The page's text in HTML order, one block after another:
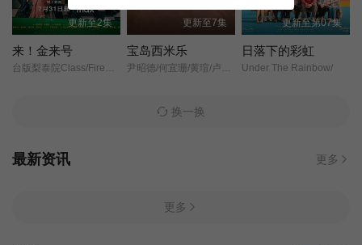
更新至2集
来！金来号
更新至7集
宝岛西米乐
更新至第07集
日落下的彩虹
Under The Rainbow/
换一换
最新资讯 更多
更多